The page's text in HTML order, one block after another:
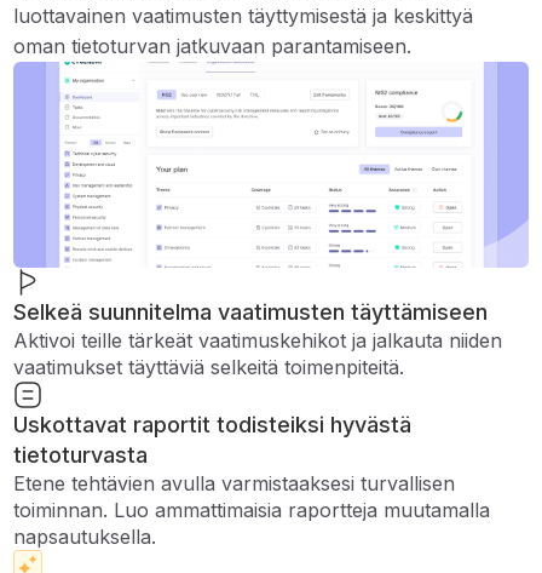
luottavainen vaatimusten täyttymisestä ja keskittyä
oman tietoturvan jatkuvaan parantamiseen.
Selkeä suunnitelma vaatimusten täyttämiseen
Aktivoi teille tärkeät vaatimuskehikot ja jalkauta niiden
vaatimukset täyttäviä selkeitä toimenpiteitä.
Uskottavat raportit todisteiksi hyvästä
tietoturvasta
Etene tehtävien avulla varmistaaksesi turvallisen
toiminnan. Luo ammattimaisia ​​raportteja muutamalla
napsautuksella.